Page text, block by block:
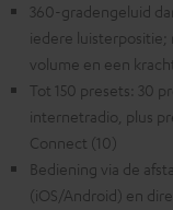
360-gradengeluid
iedere
volume en een
Tot 150 presets: 30
internetradio, plus
Connect (10)
Bediening via de
(iOS/Android) en